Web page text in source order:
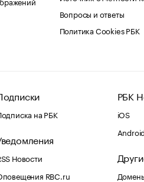
Вопросы и ответы
Политика Cookies РБК
на РБК
Новости
RBC.ru
РБК
iOS